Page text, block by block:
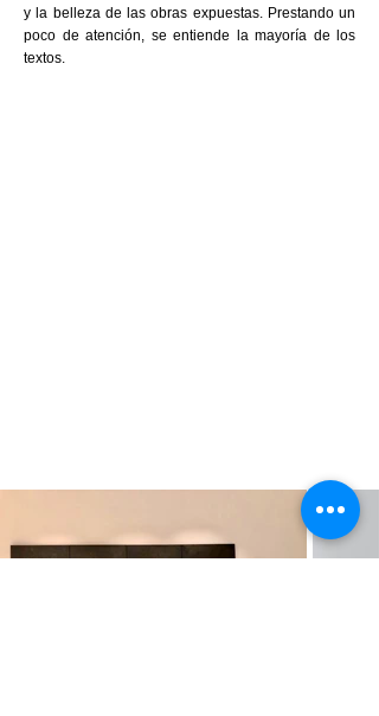
y la belleza de las obras expuestas. Prestando un
poco de atención, se entiende la mayoría de los
textos.